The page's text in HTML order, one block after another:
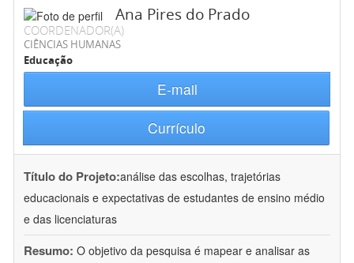
Ana Pires do Prado
COORDENADOR(A)
CIÊNCIAS HUMANAS
Educação
E-mail
Currículo
Título do Projeto:análise das escolhas, trajetórias
educacionais e expectativas de estudantes de ensino médio
e das licenciaturas
Resumo: O objetivo da pesquisa é mapear e analisar as